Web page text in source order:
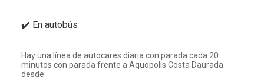
✔️ En autobús
Hay una línea de autocares diaria con parada cada 20
minutos con parada frente a Aquopolis Costa Daurada
desde: